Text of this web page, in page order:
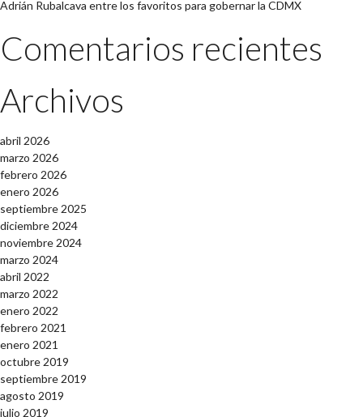
Adrián Rubalcava entre los favoritos para gobernar la CDMX
Comentarios recientes
Archivos
abril 2026
marzo 2026
febrero 2026
enero 2026
septiembre 2025
diciembre 2024
noviembre 2024
marzo 2024
abril 2022
marzo 2022
enero 2022
febrero 2021
enero 2021
octubre 2019
septiembre 2019
agosto 2019
julio 2019